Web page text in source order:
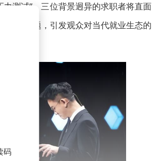
测试”。三位背景迥异的求职者将直面
现实议题，引发观众对当代就业生态的
码